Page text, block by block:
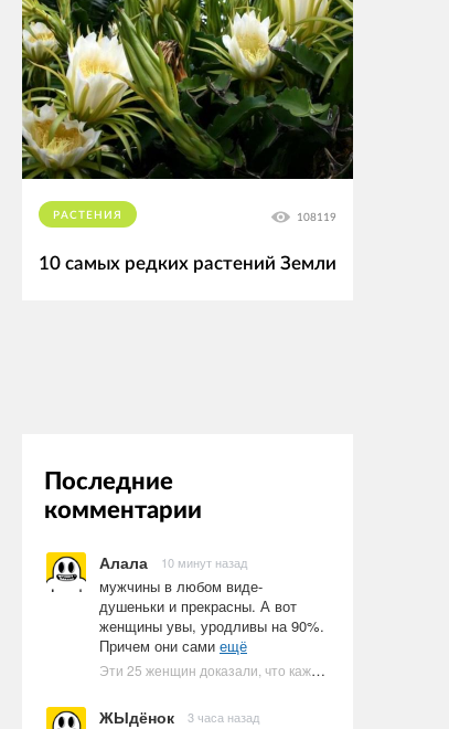
РАСТЕНИЯ 108119
10 самых редких растений Земли
Последние
комментарии
Алала 10 минут назад
мужчины в любом виде-
душеньки и прекрасны. А вот
женщины увы, уродливы на 90%.
Причем они сами ещё
Эти 25 женщин доказали, что каждое тело имеет право быть в бикини
ЖЫдёнок 3 часа назад